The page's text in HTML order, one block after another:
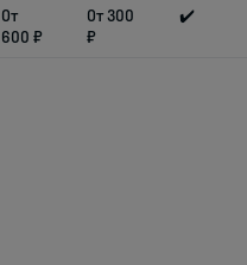
От
600 ₽
От 300
₽
✔️